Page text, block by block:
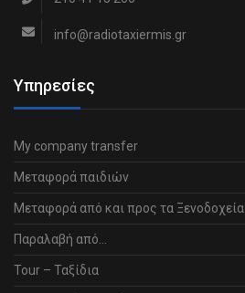
info@radiotaxiermis.gr
Υπηρεσίες
My company transfer
Μεταφορά παιδιών
Μεταφορά από και προς τα Ξενοδοχεία
Παραλαβή από…
Tour – Ταξίδια